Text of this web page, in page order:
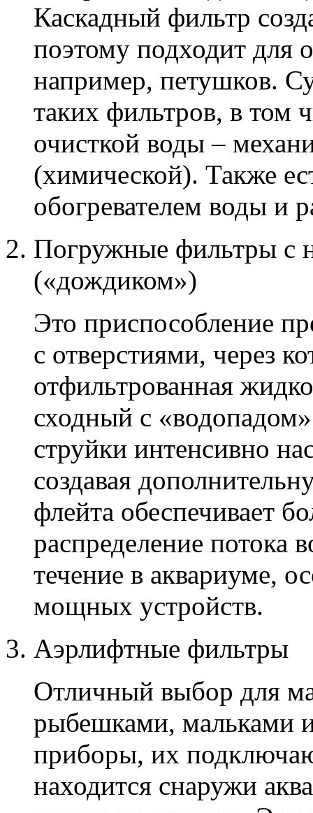
Каскадный фильтр
поэтому подходит для
например, петушков.
таких фильтров, в том
очисткой воды –
(химической). Также
обогревателем воды и
Погружные фильтры с
(«дождиком»)
Это приспособление
с отверстиями, через
отфильтрованная
сходный с
струйки интенсивно
создавая
флейта обеспечивает
распределение потока
течение в аквариуме,
мощных устройств.
Аэрлифтные фильтры
Отличный выбор для
рыбешками, мальками
приборы, их
находится снаружи